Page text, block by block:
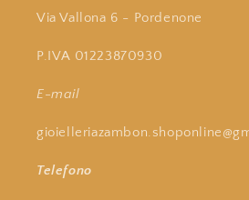
Via Vallona 6 - Pordenone
P.IVA 01223870930
E-mail
Telefono